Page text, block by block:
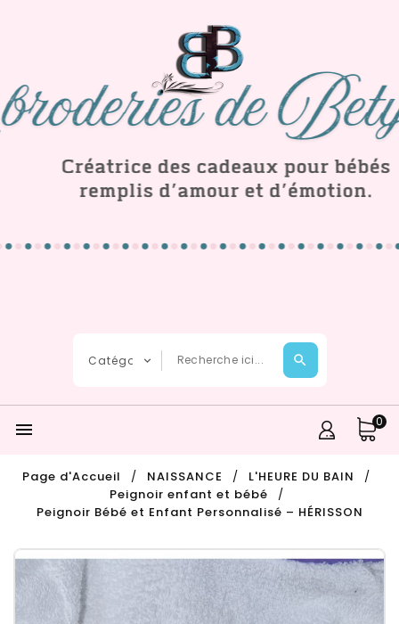
 0
Page d'Accueil NAISSANCE
L'HEURE DU BAIN
Peignoir enfant et bébé
Peignoir Bébé et Enfant Personnalisé – HÉRISSON